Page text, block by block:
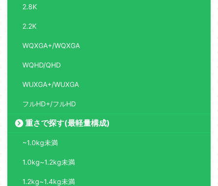
2.8K
2.2K
WQXGA+/WQXGA
WQHD/QHD
WUXGA+/WUXGA
フルHD+/フルHD
重さで探す(最軽量構成)
~1.0kg未満
1.0kg~1.2kg未満
1.2kg~1.4kg未満